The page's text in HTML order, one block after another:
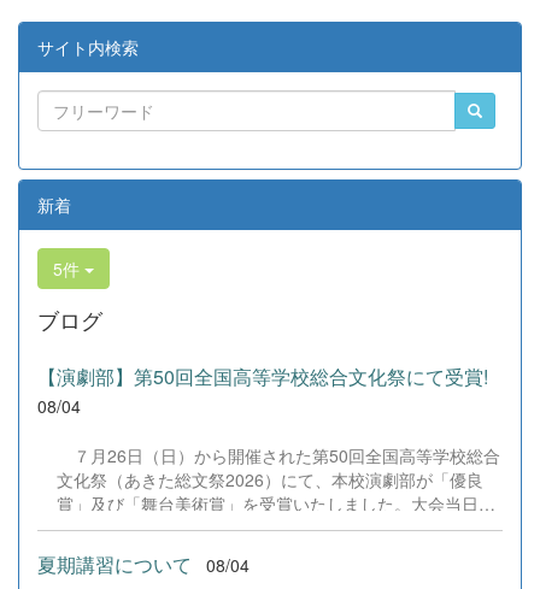
サイト内検索
新着
5件
ブログ
【演劇部】第50回全国高等学校総合文化祭にて受賞!
08/04
７月26日（日）から開催された第50回全国高等学校総合
文化祭（あきた総文祭2026）にて、本校演劇部が「優良
賞」及び「舞台美術賞」を受賞いたしました。大会当日
は、本校の部員たちもこれまで積み重ねてきた練習の成果
を存分に発揮し、堂々と舞台に立ちました。緊張感のある
全国の舞台において、一人一人が役割を果たし、心を込め
夏期講習について 08/04